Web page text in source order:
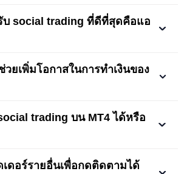
บ social trading ที่ดีที่สุดคือแอ
ยเพิ่มโอกาสในการทำเงินของ
trading บน MT4 ได้หรือ
ดอร์รายอื่นเพื่อกดติดตามได้